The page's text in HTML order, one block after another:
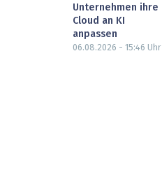
Unternehmen ihre
Cloud an KI
anpassen
06.08.2026 - 15:46 Uhr